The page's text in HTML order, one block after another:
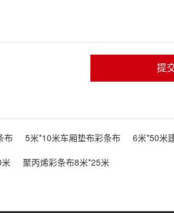
提
布 5米*10米车厢垫布彩条布 6米*50米
聚丙烯彩条布8米*25米